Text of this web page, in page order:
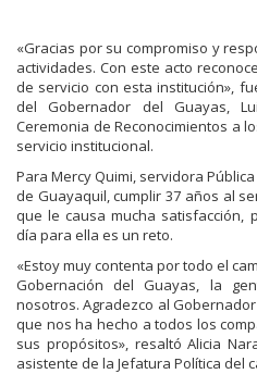
«Gracias por su compromiso y
actividades. Con este acto
de servicio con esta institución»,
del Gobernador del Guayas,
Ceremonia de Reconocimientos a
servicio institucional.
Para Mercy Quimi, servidora
de Guayaquil, cumplir 37 años al
que le causa mucha satisfacción,
día para ella es un reto.
«Estoy muy contenta por todo el
Gobernación del Guayas, la
nosotros. Agradezco al
que nos ha hecho a todos los
sus propósitos», resaltó Alicia
asistente de la Jefatura Política del